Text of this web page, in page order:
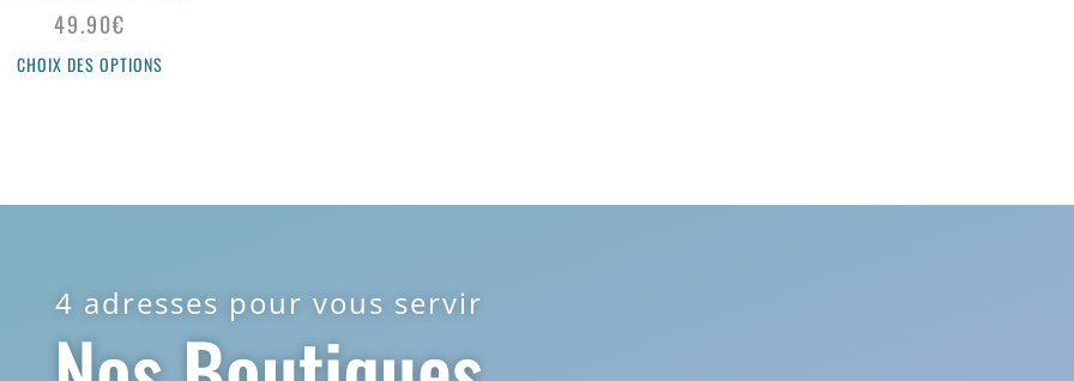
49.90€
CHOIX DES OPTIONS
4 adresses pour vous servir